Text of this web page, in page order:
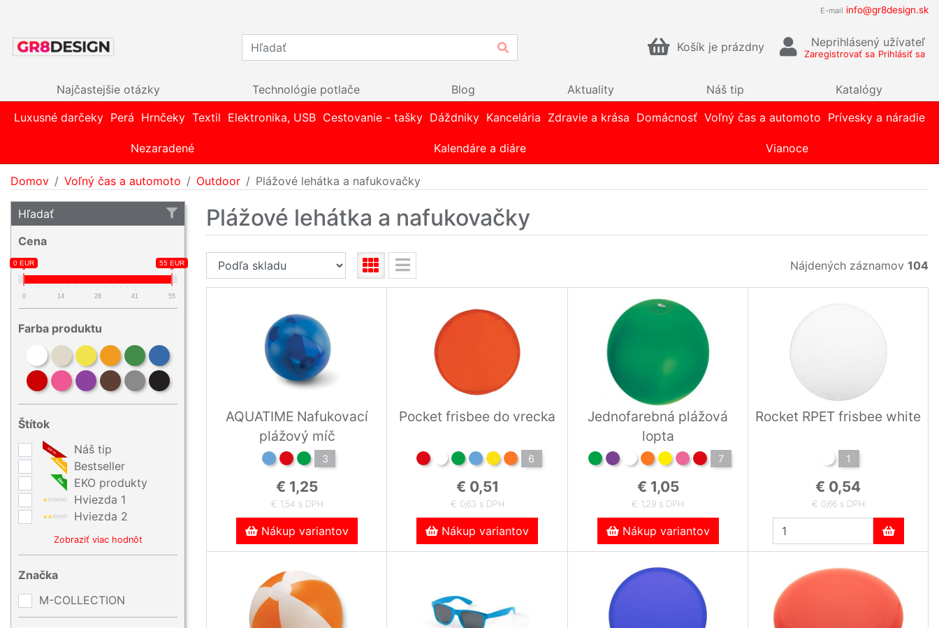
E-mail info@gr8design.sk
Košík je prázdny Neprihlásený užívateľ
Zaregistrovať sa Prihlásiť sa
Najčastejšie otázky Technológie potlače Blog Aktuality Náš tip
Katalógy
Luxusné darčeky Perá Hrnčeky Textil Elektronika, USB Cestovanie - tašky Dáždniky Kancelária Zdravie a krása Domácnosť Voľný čas a automoto Prívesky a náradie
Nezaradené Kalendáre a diáre Vianoce
Domov Voľný čas a automoto Outdoor Plážové lehátka a nafukovačky
Hľadať
Cena
0 EUR 55 EUR
0 14 28 41 55
Farba produktu
Štítok
Náš tip
Bestseller
EKO produkty
Hviezda 1
Hviezda 2
Zobraziť viac hodnôt
Značka
M-COLLECTION
Plážové lehátka a nafukovačky
Nájdených záznamov 104
AQUATIME Nafukovací
plážový míč
3
€ 1,25
€ 1,54 s DPH
Nákup variantov
Pocket frisbee do vrecka
6
€ 0,51
€ 0,63 s DPH
Nákup variantov
Jednofarebná plážová
lopta
7
€ 1,05
€ 1,29 s DPH
Nákup variantov
Rocket RPET frisbee white
1
€ 0,54
€ 0,66 s DPH